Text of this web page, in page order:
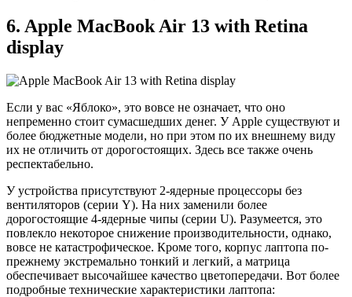
6. Apple MacBook Air 13 with Retina
display
Если у вас «Яблоко», это вовсе не означает, что оно
непременно стоит сумасшедших денег. У Apple существуют и
более бюджетные модели, но при этом по их внешнему виду
их не отличить от дорогостоящих. Здесь все также очень
респектабельно.
У устройства присутствуют 2-ядерные процессоры без
вентиляторов (серии Y). На них заменили более
дорогостоящие 4-ядерные чипы (серии U). Разумеется, это
повлекло некоторое снижение производительности, однако,
вовсе не катастрофическое. Кроме того, корпус лаптопа по-
прежнему экстремально тонкий и легкий, а матрица
обеспечивает высочайшее качество цветопередачи. Вот более
подробные технические характеристики лаптопа: